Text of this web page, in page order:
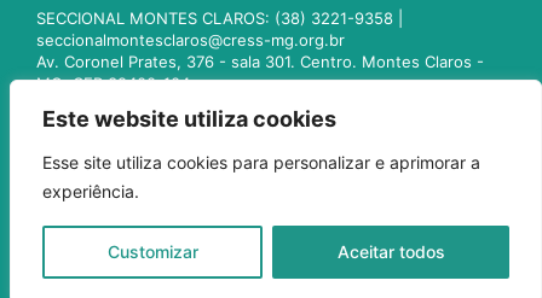
Este website utiliza cookies
Esse site utiliza cookies para personalizar e aprimorar a
experiência.
Customizar Aceitar todos
SECCIONAL MONTES CLAROS: (38) 3221-9358 |
seccionalmontesclaros@cress-mg.org.br
Av. Coronel Prates, 376 - sala 301. Centro. Montes Claros -
MG. CEP 39400-104
seccionaluberlandia@cress-mg.org.br
Av. Afonso Pena, 547 - sala 101. Uberlândia - MG. CEP